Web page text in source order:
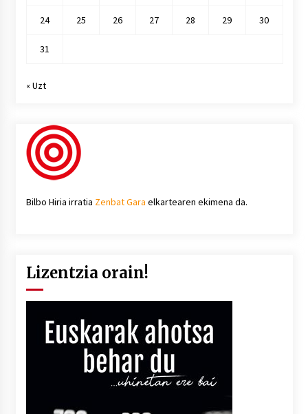
24 25 26 27 28 29 30
31
« Uzt
Bilbo Hiria irratia Zenbat Gara elkartearen ekimena da.
Lizentzia orain!